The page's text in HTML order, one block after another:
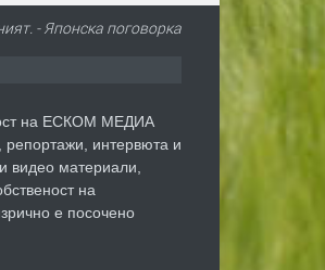
- Японска поговорка
на ЕСКОМ МЕДИА
интервюта и
видео материали,
на
е посочено